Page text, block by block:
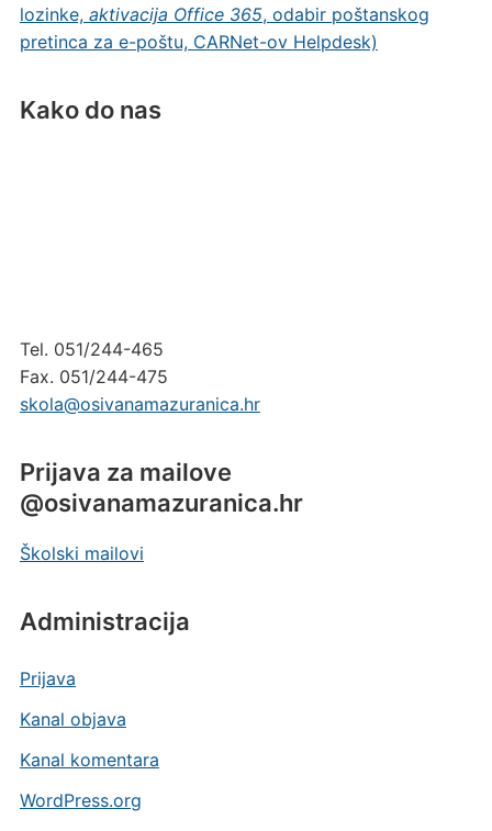
lozinke, aktivacija Office 365, odabir poštanskog
pretinca za e-poštu, CARNet-ov Helpdesk)
Kako do nas
Tel. 051/244-465
Fax. 051/244-475
skola@osivanamazuranica.hr
Prijava za mailove
@osivanamazuranica.hr
Školski mailovi
Administracija
Prijava
Kanal objava
Kanal komentara
WordPress.org